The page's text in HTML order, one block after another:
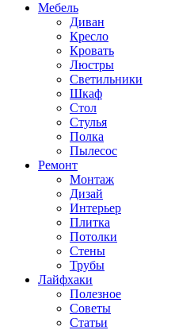
Мебель
Диван
Кресло
Кровать
Люстры
Светильники
Шкаф
Стол
Стулья
Полка
Пылесос
Ремонт
Монтаж
Дизай
Интерьер
Плитка
Потолки
Стены
Трубы
Лайфхаки
Полезное
Советы
Статьи